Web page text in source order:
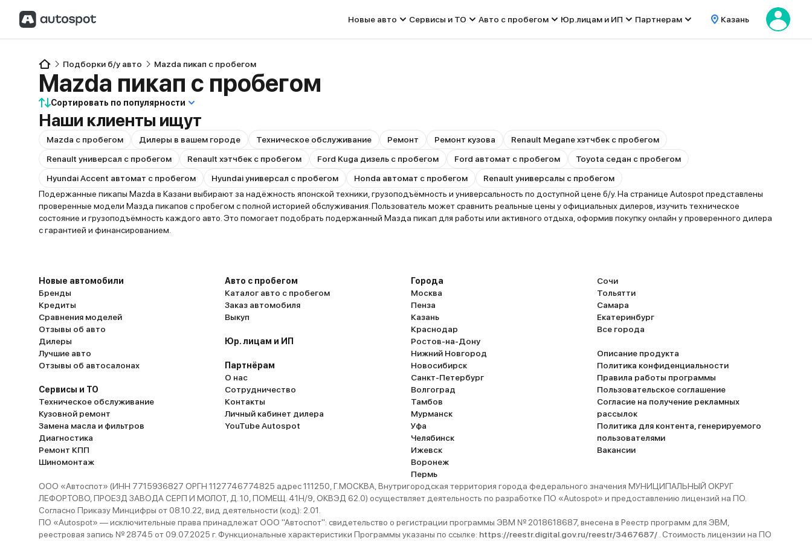
Новые авто Сервисы и ТО Авто с пробегом Юр.лицам и ИП Партнерам Казань
Подборки б/у авто Mazda пикап с пробегом
Mazda пикап с пробегом
Сортировать по популярности
Наши клиенты ищут
Mazda с пробегом Дилеры в вашем городе Техническое обслуживание Ремонт Ремонт кузова
Renault Megane хэтчбек с пробегом
Renault универсал с пробегом
Renault хэтчбек с пробегом Ford Kuga дизель с пробегом Ford автомат с пробегом
Toyota седан с пробегом
Hyundai Accent автомат с пробегом
Hyundai универсал с пробегом Honda автомат с пробегом
Renault универсалы с пробегом
Подержанные пикапы Mazda в Казани выбирают за надёжность японской техники, грузоподъёмность и универсальность по доступной цене б/у. На странице Autospot представлены
проверенные модели Мазда пикапов с пробегом с полной историей обслуживания. Пользователь может сравнить реальные цены у официальных дилеров, изучить техническое
состояние и грузоподъёмность каждого авто. Это помогает подобрать подержанный Мазда пикап для работы или активного отдыха, оформив покупку онлайн у проверенного дилера
с гарантией и финансированием.
Новые автомобили
Бренды
Кредиты
Сравнения моделей
Отзывы об авто
Дилеры
Лучшие авто
Отзывы об автосалонах
Сервисы и ТО
Техническое обслуживание
Кузовной ремонт
Замена масла и фильтров
Диагностика
Ремонт КПП
Шиномонтаж
Авто с пробегом
Каталог авто с пробегом
Заказ автомобиля
Выкуп
Юр. лицам и ИП
Партнёрам
О нас
Сотрудничество
Контакты
Личный кабинет дилера
YouTube Autospot
Города
Москва
Пенза
Казань
Краснодар
Ростов-на-Дону
Нижний Новгород
Новосибирск
Санкт-Петербург
Волгоград
Тамбов
Мурманск
Уфа
Челябинск
Ижевск
Воронеж
Пермь
Сочи
Тольятти
Самара
Екатеринбург
Все города
Описание продукта
Политика конфиденциальности
Правила работы программы
Пользовательское соглашение
Согласие на получение рекламных
рассылок
Политика для контента, генерируемого
пользователями
Вакансии
ООО «Автоспот» (ИНН 7715936827 ОРГН 1127746774825 адрес 111250, Г.МОСКВА, Внутригородская территория города федерального значения МУНИЦИПАЛЬНЫЙ ОКРУГ
ЛЕФОРТОВО, ПРОЕЗД ЗАВОДА СЕРП И МОЛОТ, Д. 10, ПОМЕЩ. 41Н/9, ОКВЭД 62.0) осуществляет деятельность по разработке ПО «Autospot» и предоставлению лицензий на ПО.
Согласно Приказу Минцифры от 08.10.22, вид деятельности (код): 2.01.
ПО «Autospot» — исключительные права принадлежат ООО "Автоспот": свидетельство о регистрации программы ЭВМ № 2018618687, внесена в Реестр программ для ЭВМ,
реестровая запись № 28745 от 09.07.2025 г. Функциональные характеристики Программы указаны по ссылке: https://reestr.digital.gov.ru/reestr/3467687/ . Стоимость лицензии на ПО